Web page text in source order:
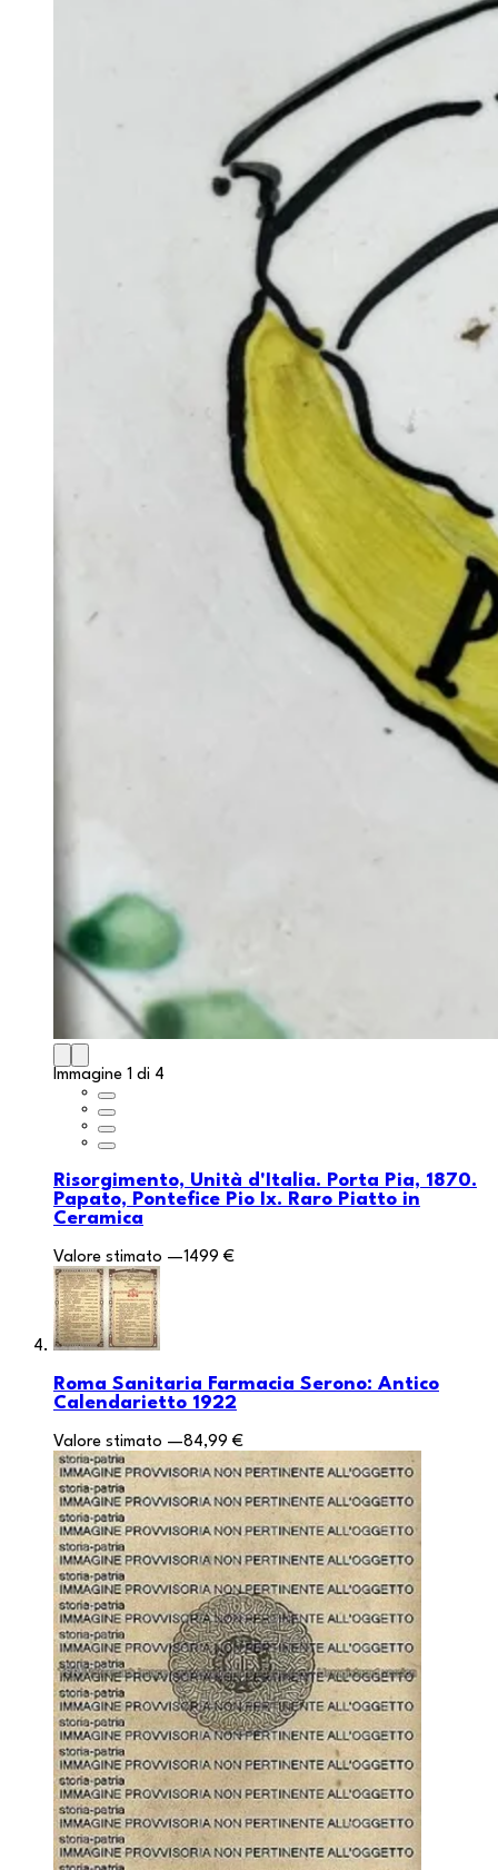
Immagine 1 di 4
Risorgimento, Unità d'Italia. Porta Pia, 1870.
Papato, Pontefice Pio Ix. Raro Piatto in
Ceramica
Valore stimato —1499 €
Roma Sanitaria Farmacia Serono: Antico
Calendarietto 1922
Valore stimato —84,99 €